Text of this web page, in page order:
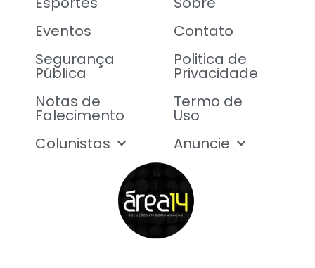
Eventos
Segurança
Pública
Notas de
Falecimento
Colunistas
Contato
Politica de
Privacidade
Termo de
Uso
Anuncie